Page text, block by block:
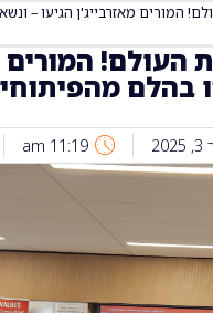
המורים מאזרבייג'ן הגיעו –
העולם! המורים
בהלם
11:19 am